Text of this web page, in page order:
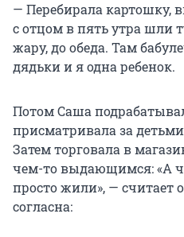
— Перебирала картошку,
с отцом в пять утра шли
жару, до обеда. Там
дядьки и я одна ребенок.
Потом Саша
присматривала за
Затем торговала в
чем-то выдающимся: «А
просто жили», — считает
согласна: